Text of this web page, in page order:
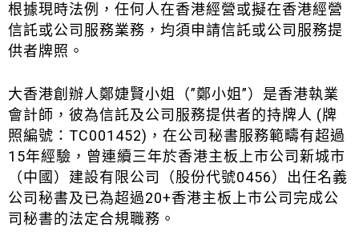
根據現時法例，任何人在香港經營或擬在香港經營
信託或公司服務業務，均須申請信託或公司服務提
供者牌照。
大香港創辦人鄭婕賢小姐（”鄭小姐”）是香港執業
會計師，彼為信託及公司服務提供者的持牌人 (牌
照編號：TC001452)，在公司秘書服務範疇有超過
15年經驗，曾連續三年於香港主板上市公司新城市
（中國）建設有限公司（股份代號0456）出任名義
公司秘書及已為超過20+香港主板上市公司完成公
司秘書的法定合規職務。